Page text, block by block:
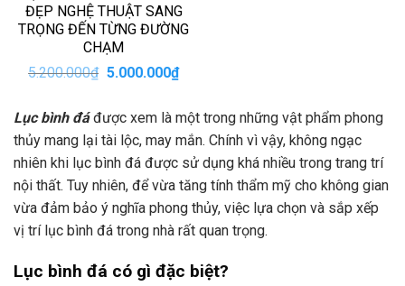
ĐẸP NGHỆ THUẬT SANG
TRỌNG ĐẾN TỪNG ĐƯỜNG
CHẠM
5.200.000₫ Giá
5.200.000₫.
5.000.000₫Giá
hiện
là:
5.000.000₫.
Lục bình đáđược xem là một trong những vật phẩm phong
thủy mang lại tài lộc, may mắn. Chính vì vậy, không ngạc
nhiên khi lục bình đá được sử dụng khá nhiều trong trang trí
nội thất. Tuy nhiên, để vừa tăng tính thẩm mỹ cho không gian
vừa đảm bảo ý nghĩa phong thủy, việc lựa chọn và sắp xếp
vị trí lục bình đá trong nhà rất quan trọng.
Lục bình đá có gì đặc biệt?